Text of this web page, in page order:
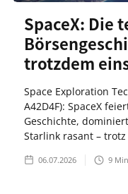
SpaceX: Die
trotzdem
Space Exploration
A42D4F): SpaceX
Geschichte,
Starlink rasant –
06.07.2026 9